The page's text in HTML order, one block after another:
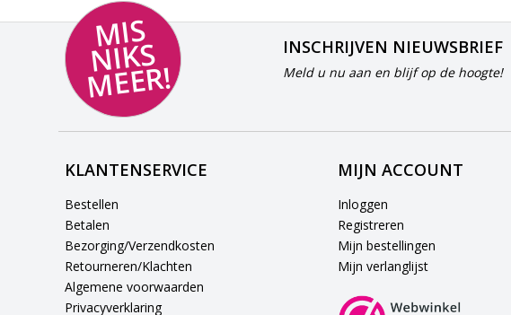
MI
S
NI
K
S
M
E
E
R!
INSCHRIJVEN NIEUWSBRIEF
Meld u nu aan en blijf op de hoogte!
KLANTENSERVICE
Bestellen
Betalen
Bezorging/Verzendkosten
Retourneren/Klachten
Algemene voorwaarden
Privacyverklaring
MIJN ACCOUNT
Inloggen
Registreren
Mijn bestellingen
Mijn verlanglijst